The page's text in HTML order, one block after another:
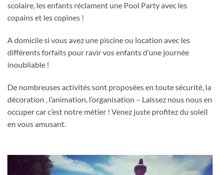
scolaire, les enfants réclament une Pool Party avec les
copains et les copines !
A domicile si vous avez une piscine ou location avec les
différents forfaits pour ravir vos enfants d’une journée
inoubliable !
De nombreuses activités sont proposées en toute sécurité, la
décoration , l’animation, l’organisation – Laissez nous nous en
occuper car c’est notre métier ! Venez juste profitez du soleil
en vous amusant.